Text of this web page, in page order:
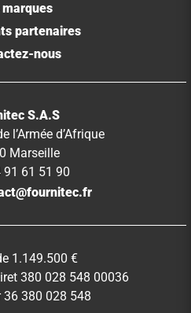
marques
partenaires
nous
S.A.S
l’Armée d’Afrique
Marseille
91 61 51 90
1.149.500 €
380 028 548 00036
36 380 028 548